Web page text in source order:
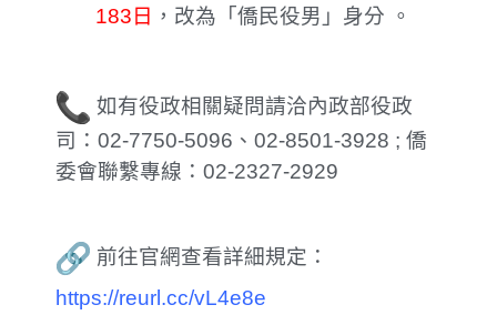
183日 ，改為「僑民役男 」身分 。
如有役政相關疑問請洽內政部役政
司：02-7750-5096、02-8501-3928 ; 僑
委會聯繫專線：02-2327-2929
前往官網查看詳細規定：
https://reurl.cc/vL4e8e